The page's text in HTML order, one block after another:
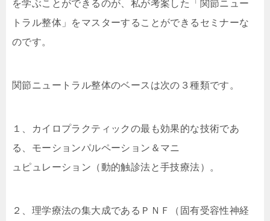
を学ぶことができるのが、私が考案した「関節ニュー
トラル整体」をマスターすることができるセミナーな
のです。
関節ニュートラル整体のベースは次の３種類です。
１、カイロプラクティックの最も効果的な技術であ
る、モーションパルペーション＆マニ
ュピュレーション（動的触診法と手技療法）。
２、理学療法の集大成であるＰＮＦ（固有受容性神経